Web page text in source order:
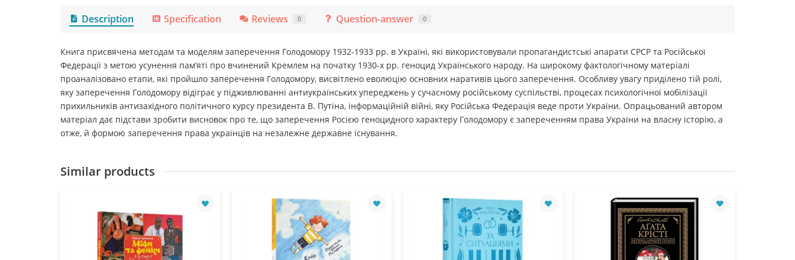
Description Specification Reviews 0 Question-answer 0
Книга присвячена методам та моделям заперечення Голодомору 1932-1933 рр. в Україні, які використовували пропагандистські апарати СРСР та Російської
Федерації з метою усунення пам’яті про вчинений Кремлем на початку 1930-х рр. геноцид Українського народу. На широкому фактологічному матеріалі
проаналізовано етапи, які пройшло заперечення Голодомору, висвітлено еволюцію основних наративів цього заперечення. Особливу увагу приділено тій ролі,
яку заперечення Голодомору відіграє у підживлюванні антиукраїнських упереджень у сучасному російському суспільстві, процесах психологічної мобілізації
прихильників антизахідного політичного курсу президента В. Путіна, інформаційній війні, яку Російська Федерація веде проти України. Опрацьований автором
матеріал дає підстави зробити висновок про те, що заперечення Росією геноцидного характеру Голодомору є запереченням права України на власну історію, а
отже, й формою заперечення права українців на незалежне державне існування.
Similar products